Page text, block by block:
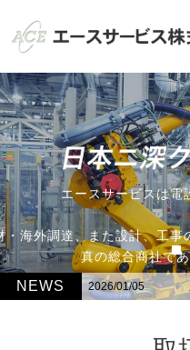
エースサービスは電
・海外調達、また設計、工
真の総合商社で
NEWS 2026/01/05